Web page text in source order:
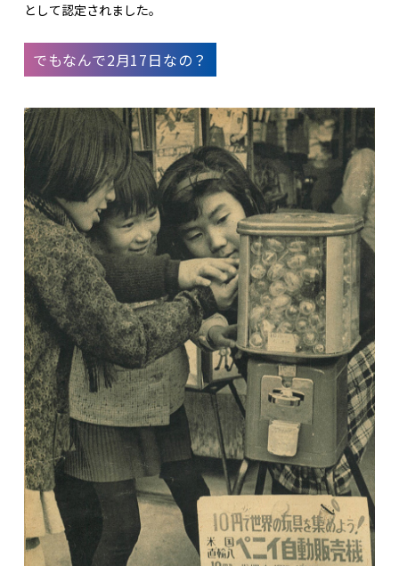
として認定されました。
でもなんで2月17日なの？